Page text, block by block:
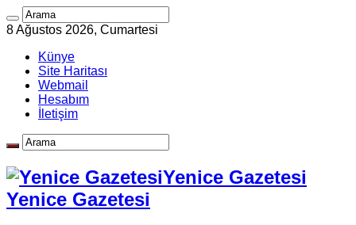
8 Ağustos 2026, Cumartesi
Künye
Site Haritası
Webmail
Hesabım
İletişim
Yenice Gazetesi
Yenice Gazetesi